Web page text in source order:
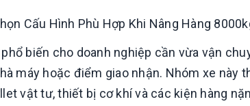
Cấu Hình Phù Hợp Khi Nâng Hàng
phổ biến cho doanh nghiệp cần vừa vận
máy hoặc điểm giao nhận. Nhóm xe này
vật tư, thiết bị cơ khí và các kiện hàng